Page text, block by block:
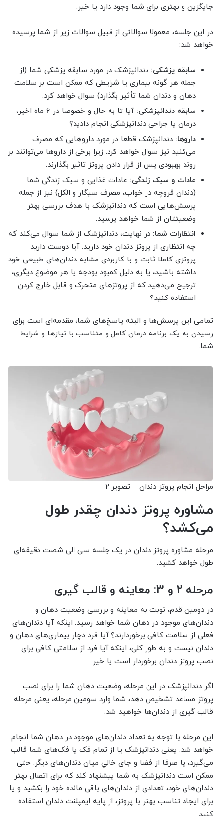
جایگزین و بهتری برای شما وجود دارد یا خیر.
در این جلسه، معمولا سوالاتی از قبیل سوالات زیر از شما پرسیده
خواهد شد:
سابقه پزشکی: دندانپزشک در مورد سابقه پزشکی شما (از
جمله هر گونه بیماری یا شرایطی که ممکن است بر سلامت
دهان و دندان شما تأثیر بگذارد) سوال خواهد کرد.
سابقه دندانپزشکی:
آیا تا به حال و خصوصا در 6 ماه اخیر،
درمان یا جراحی دندانپزشکی انجام دادید؟
داروها: دندانپزشک قطعا در مورد داروهایی که مصرف
می‌کنید نیز سوال خواهد کرد. زیرا برخی از داروها می‌توانند بر
روند بهبودی پس از قرار دادن پروتز تاثیر بگذارند.
عادات و سبک زندگی: عادات غذایی و سبک زندگی شما
(دندان قروچه در خواب، مصرف سیگار و الکل) نیز از جمله
پرسش‌هایی است که دندانپزشک با هدف بررسی بهتر
وضعیتتان از شما خواهد پرسید.
انتظارات شما: در نهایت، دندانپزشک از شما سوال می‌کند که
چه انتظاری از پروتز دندان خود دارید. آیا دوست دارید
پروتزی کاملا ثابت و با کاربردی مشابه دندان‌های طبیعی خود
داشته باشید، یا به دلیل کمبود بودجه یا هر موضوع دیگری،
ترجیح می‌دهید که از پروتزهای متحرک و قابل خارج کردن
استفاده کنید؟
تمامی این پرسش‌‌ها و البته پاسخ‌های شما، مقدمه‌ای است برای
رسیدن به یک برنامه درمان کامل و متناسب با نیازها و شرایط
شما.
مراحل انجام پروتز دندان – تصویر 2
مشاوره پروتز دندان چقدر طول
می‌کشد؟
مرحله مشاوره پروتز دندان در یک جلسه سی الی شصت دقیقه‌ای
طول خواهد کشید.
مرحله 2 و 3: معاینه و قالب گیری
در دومین قدم، نوبت به معاینه و بررسی وضعیت دهان و
دندان‌های موجود در دهان شما خواهد رسید. اینکه آیا دندان‌های
فعلی از سلامت کافی برخوردارند؟ آیا فرد دچار بیماری‌های دهان و
دندان نیست و به طور کلی، اینکه آیا فرد از سلامتی کافی برای
نصب پروتز دندان برخوردار است یا خیر.
اگر دندانپزشک در این مرحله، وضعیت دهان شما را برای نصب
پروتز مساعد تشخیص دهد، شما وارد سومین مرحله، یعنی مرحله
قالب گیری از دندان‌ها خواهید شد.
این مرحله با توجه به تعداد دندان‌های موجود در دهان شما انجام
خواهد شد. یعنی دندانپزشک یا از تمام فک یا فک‌های شما قالب
می‌گیرد، یا صرفا از فضا و جای خالیِ میان دندان‌های دیگر. حتی
ممکن است دندانپزشک به شما پیشنهاد کند که برای اتصال بهتر
دندان‌های خود، تعدادی از دندان‌های باقی مانده خود را بکشید و یا
برای ایجاد تناسب بهتر با پروتز، از پایه ایمپلنت دندان استفاده
کنید.